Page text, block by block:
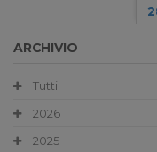
ARCHIVIO
Tutti
2026
2025